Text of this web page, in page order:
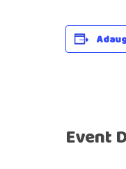
Event